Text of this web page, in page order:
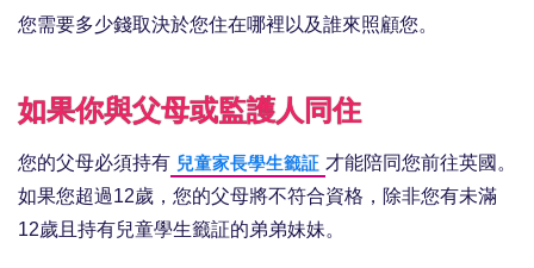
您需要多少錢取決於您住在哪裡以及誰來照顧您。
如果你與父母或監護人同住
您的父母必須持有 兒童家長學生籤証 才能陪同您前往英國。
如果您超過12歲，您的父母將不符合資格，除非您有未滿
12歲且持有兒童學生籤証的弟弟妹妹。